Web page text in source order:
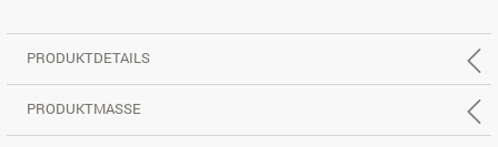
PRODUKTDETAILS
PRODUKTMASSE